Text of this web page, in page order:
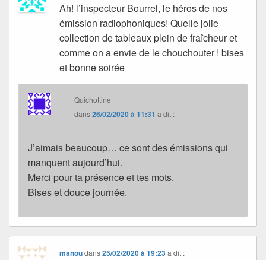
Ah! l’inspecteur Bourrel, le héros de nos
émission radiophoniques! Quelle jolie
collection de tableaux plein de fraîcheur et
comme on a envie de le chouchouter ! bises
et bonne soirée
Quichottine
dans26/02/2020 à 11:31 a dit :
J’aimais beaucoup… ce sont des émissions qui
manquent aujourd’hui.
Merci pour ta présence et tes mots.
Bises et douce journée.
manoudans25/02/2020 à 19:23 a dit :